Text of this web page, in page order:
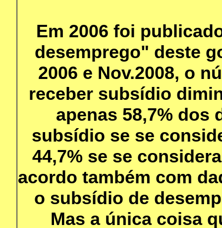
Em 2006 foi
desemprego" deste
2006 e Nov.2008, o
receber subsídio
apenas 58,7% dos
subsídio se se
44,7% se se
acordo também com
o subsídio de
Mas a única coisa